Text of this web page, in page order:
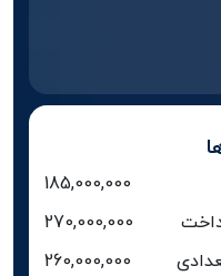
185,000,000
270,000,000
260,000,000